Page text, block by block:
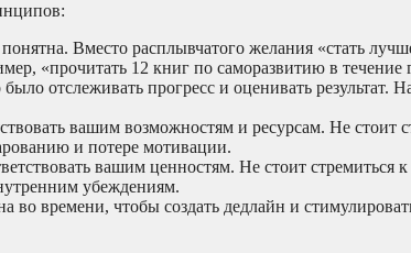
Вместо расплывчатого желания «стать
«прочитать 12 книг по саморазвитию в течение
отслеживать прогресс и оценивать результат.
вашим возможностям и ресурсам. Не стоит
и потере мотивации.
вашим ценностям. Не стоит стремиться
убеждениям.
во времени, чтобы создать дедлайн и